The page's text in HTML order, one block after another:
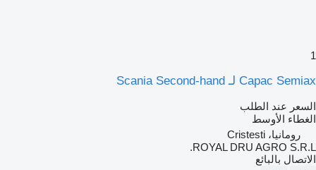
1
Capac Semiax لـ Scania Second-hand
السعر عند الطلب
الغطاء الأوسط
رومانيا، Cristesti
ROYAL DRU AGRO S.R.L.
الاتصال بالبائع